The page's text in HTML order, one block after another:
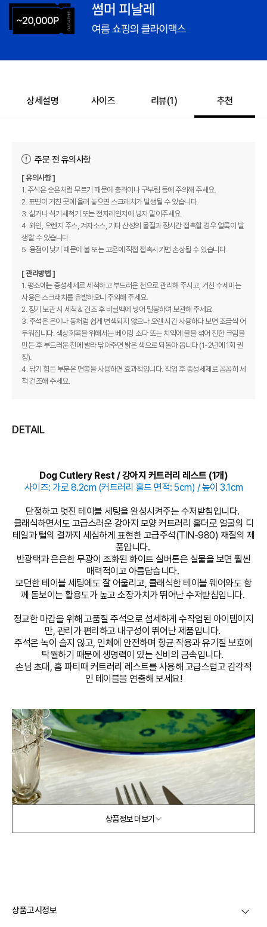
배송 가능 지역
상세설명 사이즈 리뷰(1) 추천
주문 전 유의사항
[ 유의사항 ]
1. 주석은 순은처럼 무르기 때문에 충격이나 구부림 등에 주의해 주세요.
2. 표면이 거친 곳에 올려 놓으면 스크래치가 발생될 수 있습니다.
3. 삶거나 식기세척기 또는 전자레인지에 넣지 말아주세요.
4. 와인, 오렌지 주스, 겨자소스, 기타 산성의 물질과 장시간 접촉할 경우 얼룩이 발
생할 수 있습니다.
5. 융점이 낮기 때문에 불 또는 고온에 직접 접촉시키면 손상될 수 있습니다.
[ 관리방법 ]
1. 평소에는 중성세제로 세척하고 부드러운 천으로 관리해 주시고, 거친 수세미는
사용은 스크래치를 유발하오니 주의해 주세요.
2. 장기 보관 시 세척 & 건조 후 비닐백에 넣어 밀봉하여 보관해 주세요.
3. 주석은 은이나 동처럼 쉽게 변색되지 않으나 오랜 시간 사용하다 보면 조금씩 어
두워집니다. 색상회복을 위해서는 베이킹 소다 또는 치약에 물을 섞어 진한 크림을
만든 후 부드러운 천에 발라 닦아주면 밝은 색으로 되돌아 옵니다 (1-2년에 1회 권
장).
4. 닦기 힘든 부분은 면봉을 사용하면 효과적입니다. 작업 후 중성세제로 꼼꼼히 세
척 건조해 주세요.
DETAIL
Dog Cutlery Rest / 강아지 커트러리 레스트 (1개)
사이즈: 가로 8.2cm (커트러리 홀드 면적: 5cm) / 높이 3.1cm
단정하고 멋진 테이블 세팅을 완성시켜주는 수저받침입니다.
클래식하면서도 고급스러운 강아지 모양 커트러리 홀더로 얼굴의 디
테일과 털의 결까지 세심하게 표현한 고급주석(TIN-980) 재질의 제
품입니다.
반광택과 은은한 무광이 조화된 화이트 실버톤은 실물을 보면 훨씬
매력적이고 아름답습니다.
모던한 테이블 세팅에도 잘 어울리고, 클래식한 테이블 웨어와도 함
께 돋보이는 활용도가 높고 소장가치가 뛰어난 수저받침입니다.
정교한 마감을 위해 고품질 주석으로 섬세하게 수작업된 아이템이지
만, 관리가 편리하고 내구성이 뛰어난 제품입니다.
주석은 녹이 슬지 않고, 인체에 안전하며 항균 작용과 유기질 보호에
탁월하기 때문에 생명력이 있는 신비의 금속입니다.
손님 초대, 홈 파티때 커트러리 레스트를 사용해 고급스럽고 감각적
인 테이블을 연출해 보세요!
상품정보 더보기
상품고시정보